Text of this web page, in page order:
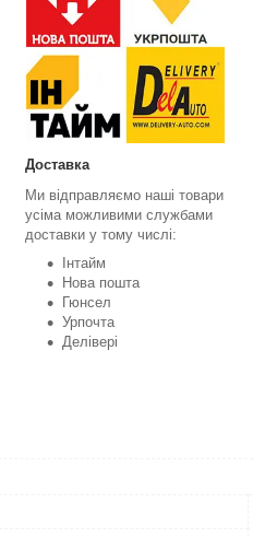
Доставка
Ми відправляємо наші товари
усіма можливими службами
доставки у тому числі:
Інтайм
Нова пошта
Гюнсел
Урпочта
Делівері